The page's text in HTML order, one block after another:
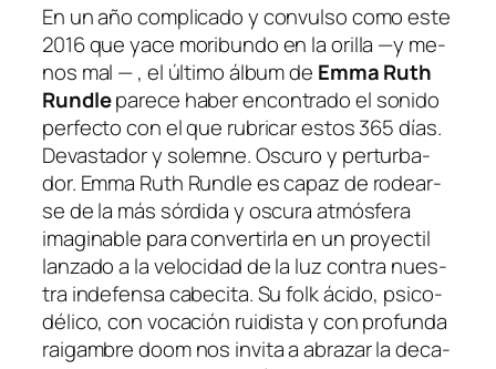
En un año com­pli­ca­do y con­vul­so co­mo es­te
2016 que ya­ce mo­ri­bun­do en la ori­lla —y me­
nos mal — , el úl­ti­mo ál­bum de Emma Ruth
Rundlepa­re­ce ha­ber en­con­tra­do el so­ni­do
per­fec­to con el que ru­bri­car es­tos 365 días.
Devastador y so­lem­ne. Oscuro y per­tur­ba­
dor. Emma Ruth Rundle es ca­paz de ro­dear­
se de la más sór­di­da y os­cu­ra at­mós­fe­ra
ima­gi­na­ble pa­ra con­ver­tir­la en un pro­yec­til
lan­za­do a la ve­lo­ci­dad de la luz con­tra nues­
tra in­de­fen­sa ca­be­ci­ta. Su folk áci­do, psi­co­
dé­li­co, con vo­ca­ción rui­dis­ta y con pro­fun­da
rai­gam­bre doom nos in­vi­ta a abra­zar la de­ca­